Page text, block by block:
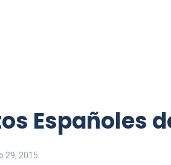
Españoles
29, 2015